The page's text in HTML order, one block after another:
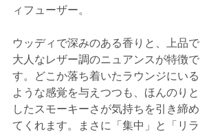
ィフューザー。
ウッディで深みのある香りと、上品で
大人なレザー調のニュアンスが特徴で
す。どこか落ち着いたラウンジにいる
ような感覚を与えつつも、ほんのりと
したスモーキーさが気持ちを引き締め
てくれます。まさに「集中」と「リラ